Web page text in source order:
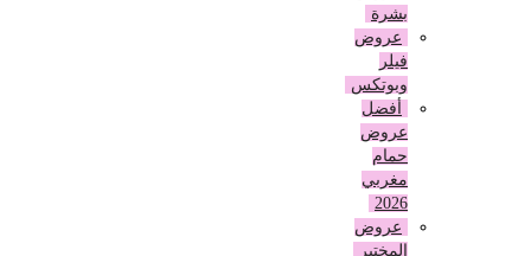
بشرة
عروض
وبوتكس
أفضل
عروض
حمام
مغربي
عروض
المختبر